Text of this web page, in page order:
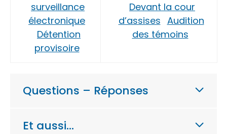
surveillance
électronique
Détention
provisoire
Devant la cour
d’assises Audition
des témoins
Questions – Réponses
Et aussi…